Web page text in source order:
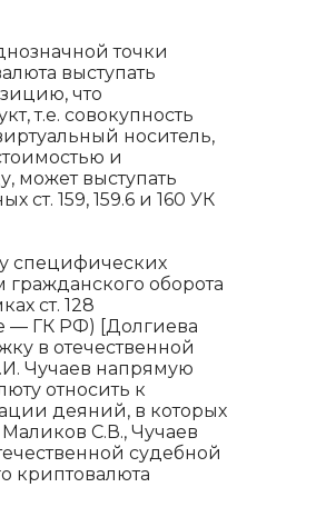
точки
выступать
что
т.е. совокупность
носитель,
и
может выступать
159, 159.6 и 160 УК
специфических
оборота
ст. 128
— ГК РФ) [Долгиева
в отечественной
Чучаев напрямую
относить к
деяний, в которых
С.В., Чучаев
судебной
криптовалюта